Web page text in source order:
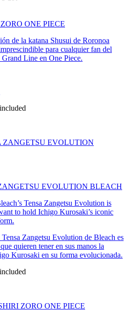
ONE PIECE
de la katana Shusui de Roronoa
para cualquier fan del
Line en One Piece.
EVOLUTION BLEACH
Tensa Zangetsu Evolution is
to hold Ichigo Kurosaki’s iconic
Zangetsu Evolution de Bleach es
quieren tener en sus manos la
Kurosaki en su forma evolucionada.